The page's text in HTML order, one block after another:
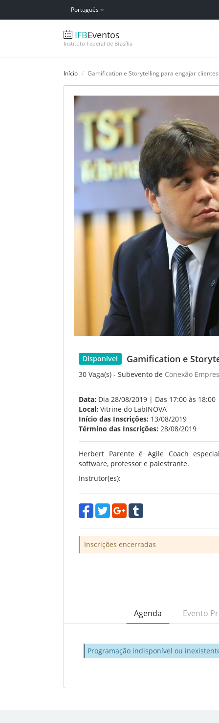
Português
IFBEventos
Instituto Federal de Brasília
Início Gamification e Storytelling para engajar
Disponível Gamification e
30 Vaga(s) - Subevento de Conexão
Data: Dia 28/08/2019 | Das 17:00 às 18:00
Local: Vitrine do LabINOVA
Início das Inscrições: 13/08/2019
Término das Inscrições: 28/08/2019
Herbert Parente é Agile Coach
software, professor e palestrante.
Instrutor(es):
Inscrições encerradas
Agenda Evento
Programação indisponível ou